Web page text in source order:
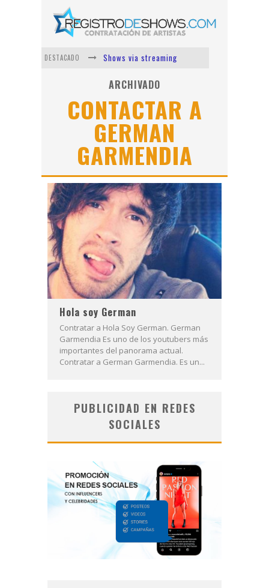
DESTACADO
Shows via streaming
Lit Killah
Nicki Nicole
Duki
Vi Em
Los Ángeles Azules
ARCHIVADO
CONTACTAR A
GERMAN
GARMENDIA
Hola soy German
Contratar a Hola Soy German. German
Garmendia Es uno de los youtubers más
importantes del panorama actual.
Contratar a German Garmendia. Es un...
PUBLICIDAD EN REDES
SOCIALES